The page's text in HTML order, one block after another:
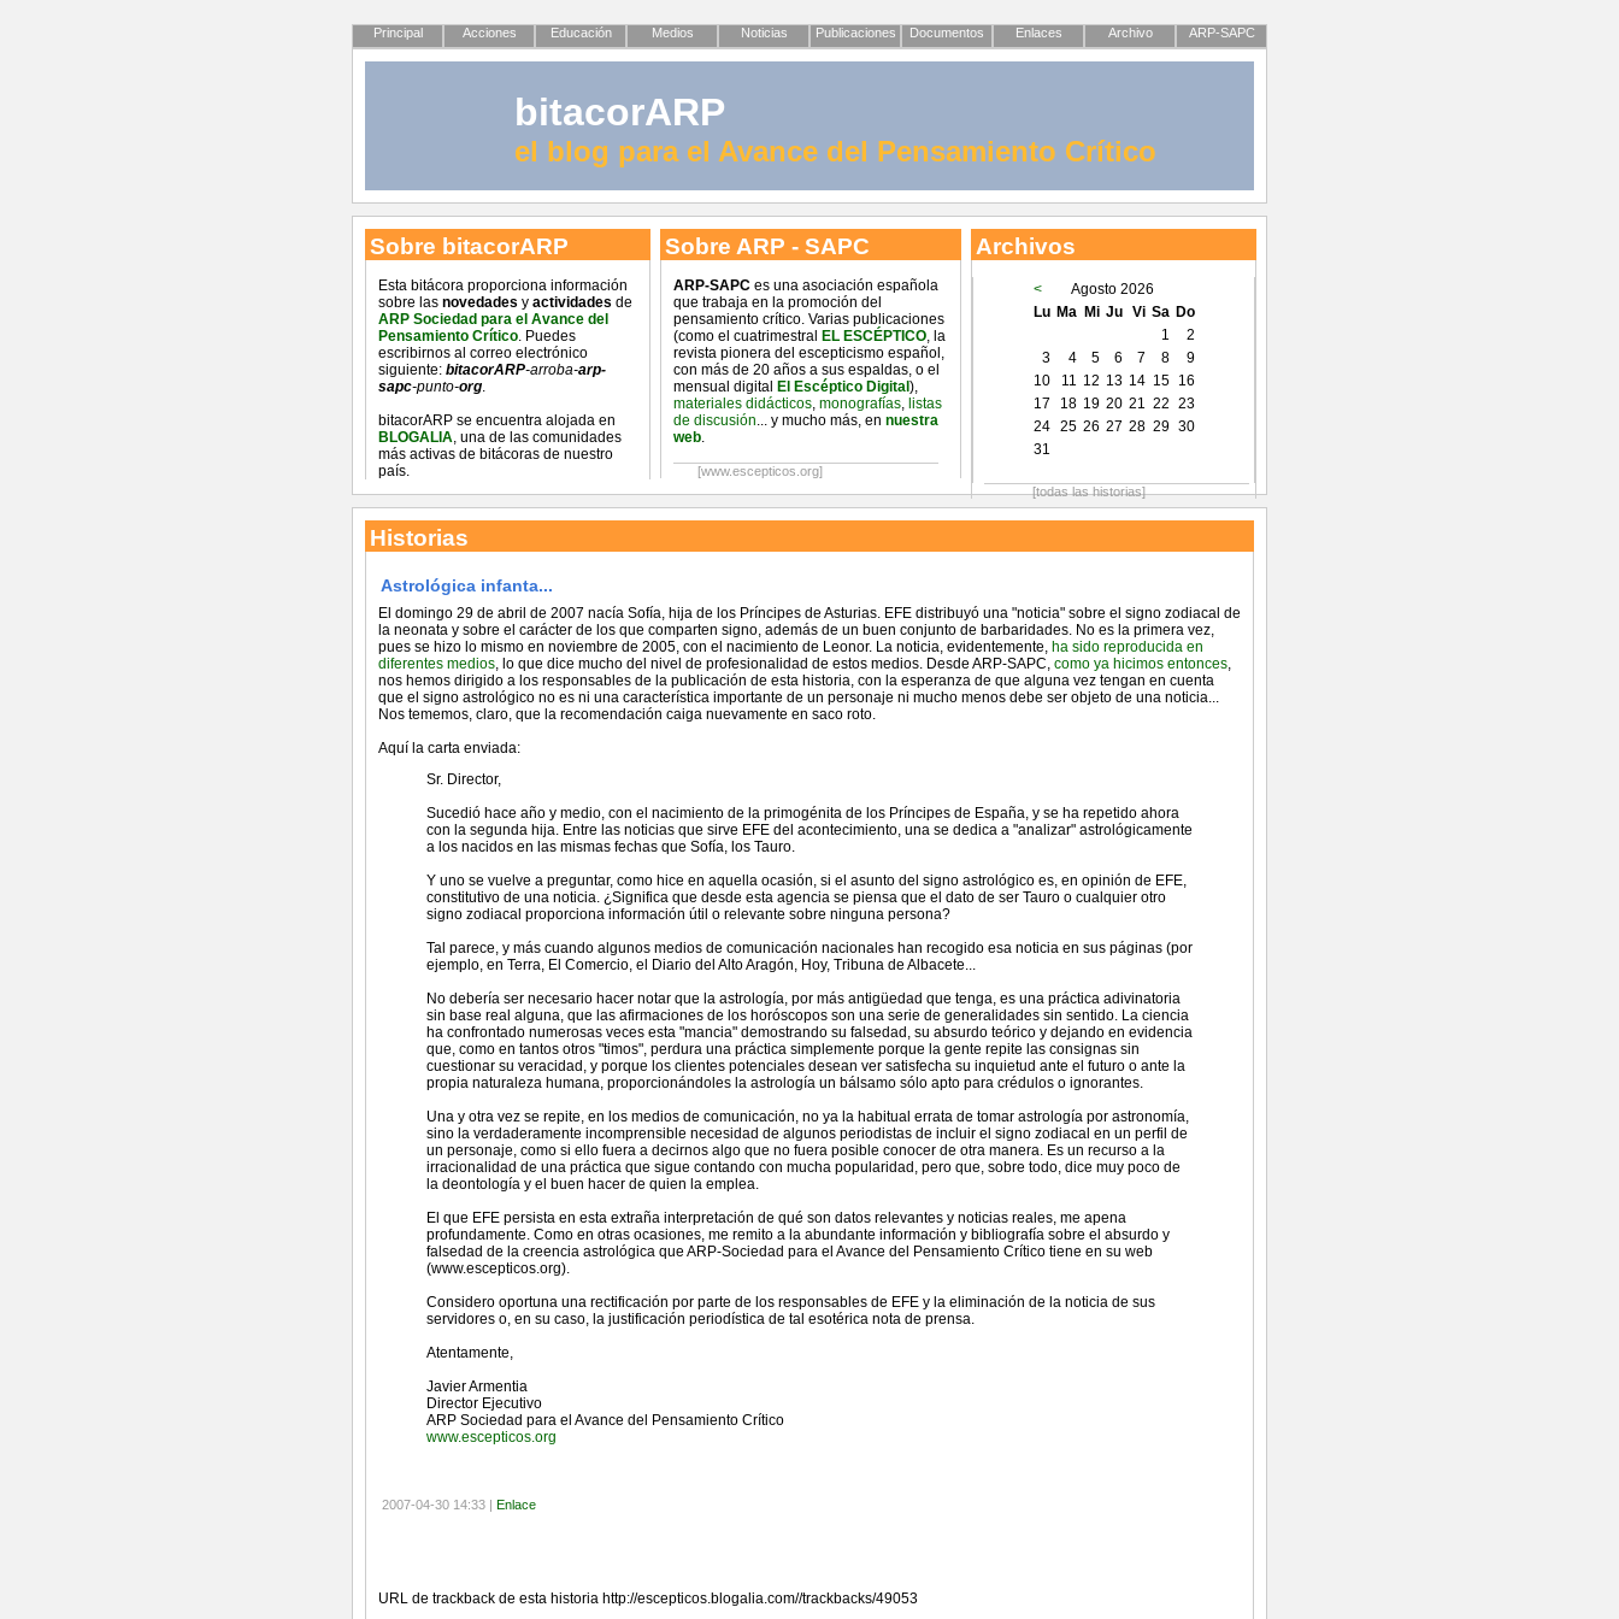
Principal Acciones Educación Medios Noticias Publicaciones Documentos Enlaces Archivo ARP-SAPC
bitacorARP
el blog para el Avance del Pensamiento Crítico
Sobre bitacorARP
Esta bitácora proporciona información
sobre las novedades y actividades de
ARP Sociedad para el Avance del
Pensamiento Crítico. Puedes
escribirnos al correo electrónico
siguiente: bitacorARP-arroba-arp-
sapc-punto-org.
bitacorARP se encuentra alojada en
BLOGALIA, una de las comunidades
más activas de bitácoras de nuestro
país.
Archivos
<
Agosto 2026
Lu Ma Mi Ju Vi Sa Do
1
2
3
4 5 6 7 8
9
10
11 12 13 14 15
16
17
18 19 20 21 22 23
24
25 26 27 28 29 30
31
[todas las historias]
Sobre ARP - SAPC
ARP-SAPC es una asociación española
que trabaja en la promoción del
pensamiento crítico. Varias publicaciones
(como el cuatrimestral EL ESCÉPTICO, la
revista pionera del escepticismo español,
con más de 20 años a sus espaldas, o el
mensual digital El Escéptico Digital ),
materiales didácticos, monografías, listas
de discusión... y mucho más, en nuestra
web.
[www.escepticos.org]
Historias
Astrológica infanta...
El domingo 29 de abril de 2007 nacía Sofía, hija de los Príncipes de Asturias. EFE distribuyó una "noticia" sobre el signo zodiacal de
la neonata y sobre el carácter de los que comparten signo, además de un buen conjunto de barbaridades. No es la primera vez,
pues se hizo lo mismo en noviembre de 2005, con el nacimiento de Leonor. La noticia, evidentemente, ha sido reproducida en
diferentes medios, lo que dice mucho del nivel de profesionalidad de estos medios. Desde ARP-SAPC, como ya hicimos entonces,
nos hemos dirigido a los responsables de la publicación de esta historia, con la esperanza de que alguna vez tengan en cuenta
que el signo astrológico no es ni una característica importante de un personaje ni mucho menos debe ser objeto de una noticia...
Nos tememos, claro, que la recomendación caiga nuevamente en saco roto.
Aquí la carta enviada:
Sr. Director,
Sucedió hace año y medio, con el nacimiento de la primogénita de los Príncipes de España, y se ha repetido ahora
con la segunda hija. Entre las noticias que sirve EFE del acontecimiento, una se dedica a "analizar" astrológicamente
a los nacidos en las mismas fechas que Sofía, los Tauro.
Y uno se vuelve a preguntar, como hice en aquella ocasión, si el asunto del signo astrológico es, en opinión de EFE,
constitutivo de una noticia. ¿Significa que desde esta agencia se piensa que el dato de ser Tauro o cualquier otro
signo zodiacal proporciona información útil o relevante sobre ninguna persona?
Tal parece, y más cuando algunos medios de comunicación nacionales han recogido esa noticia en sus páginas (por
ejemplo, en Terra, El Comercio, el Diario del Alto Aragón, Hoy, Tribuna de Albacete...
No debería ser necesario hacer notar que la astrología, por más antigüedad que tenga, es una práctica adivinatoria
sin base real alguna, que las afirmaciones de los horóscopos son una serie de generalidades sin sentido. La ciencia
ha confrontado numerosas veces esta "mancia" demostrando su falsedad, su absurdo teórico y dejando en evidencia
que, como en tantos otros "timos", perdura una práctica simplemente porque la gente repite las consignas sin
cuestionar su veracidad, y porque los clientes potenciales desean ver satisfecha su inquietud ante el futuro o ante la
propia naturaleza humana, proporcionándoles la astrología un bálsamo sólo apto para crédulos o ignorantes.
Una y otra vez se repite, en los medios de comunicación, no ya la habitual errata de tomar astrología por astronomía,
sino la verdaderamente incomprensible necesidad de algunos periodistas de incluir el signo zodiacal en un perfil de
un personaje, como si ello fuera a decirnos algo que no fuera posible conocer de otra manera. Es un recurso a la
irracionalidad de una práctica que sigue contando con mucha popularidad, pero que, sobre todo, dice muy poco de
la deontología y el buen hacer de quien la emplea.
El que EFE persista en esta extraña interpretación de qué son datos relevantes y noticias reales, me apena
profundamente. Como en otras ocasiones, me remito a la abundante información y bibliografía sobre el absurdo y
falsedad de la creencia astrológica que ARP-Sociedad para el Avance del Pensamiento Crítico tiene en su web
(www.escepticos.org).
Considero oportuna una rectificación por parte de los responsables de EFE y la eliminación de la noticia de sus
servidores o, en su caso, la justificación periodística de tal esotérica nota de prensa.
Atentamente,
Javier Armentia
Director Ejecutivo
ARP Sociedad para el Avance del Pensamiento Crítico
www.escepticos.org
2007-04-30 14:33 | Enlace
URL de trackback de esta historia http://escepticos.blogalia.com//trackbacks/49053